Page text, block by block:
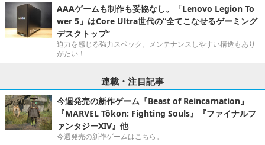
AAAゲームも制作も妥協なし。「Lenovo Legion To
wer 5」はCore Ultra世代の“全てこなせるゲーミング
デスクトップ”
迫力を感じる強力スペック。メンテナンスしやすい構造もあり
がたい！
連載・注目記事
今週発売の新作ゲーム『Beast of Reincarnation』
『MARVEL Tōkon: Fighting Souls』『ファイナルフ
ァンタジーXIV』他
今週発売の新作ゲームはこちら。